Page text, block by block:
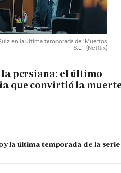
en la última temporada de 'Muertos
S.L.'. (Netflix)
la persiana: el último
que convirtió la
la última temporada de la serie